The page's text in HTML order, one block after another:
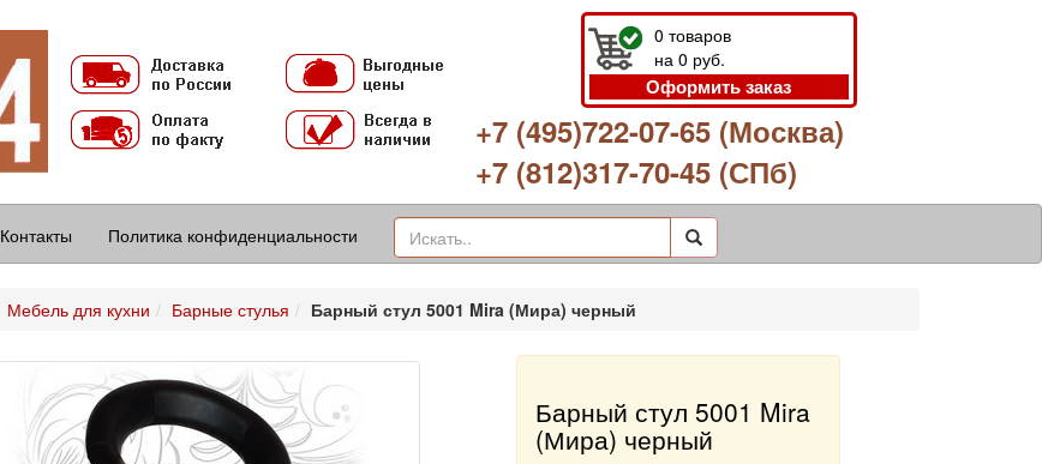
0 товаров
на 0 руб.
Оформить заказ
+7 (495)722-07-65 (Москва)
+7 (812)317-70-45 (СПб)
Контакты Политика конфиденциальности
Мебель для кухни Барные стулья Барный стул 5001 Mira (Мира) черный
Барный стул 5001 Mira
(Мира) черный